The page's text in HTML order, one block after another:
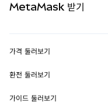
실물자산
MetaMask Connect
Snaps
MetaMask 받기
가격 둘러보기
이더리움 가격
솔라나 가격
환전 둘러보기
ETH를 USD로 환전
가이드 둘러보기